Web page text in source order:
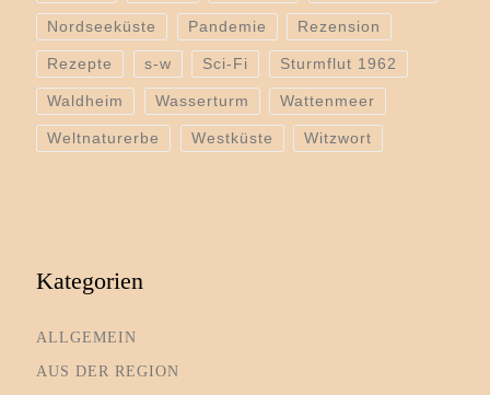
Nordseeküste Pandemie Rezension
Rezepte s-w Sci-Fi Sturmflut 1962
Waldheim Wasserturm Wattenmeer
Weltnaturerbe Westküste Witzwort
Kategorien
ALLGEMEIN
AUS DER REGION